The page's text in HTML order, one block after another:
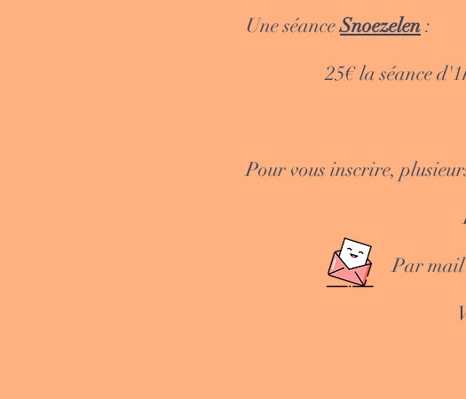
Une séanceSnoezelen:
25€ la séance d'1h
Pour vous inscrire,
Par téléphone
Par mail
Via le